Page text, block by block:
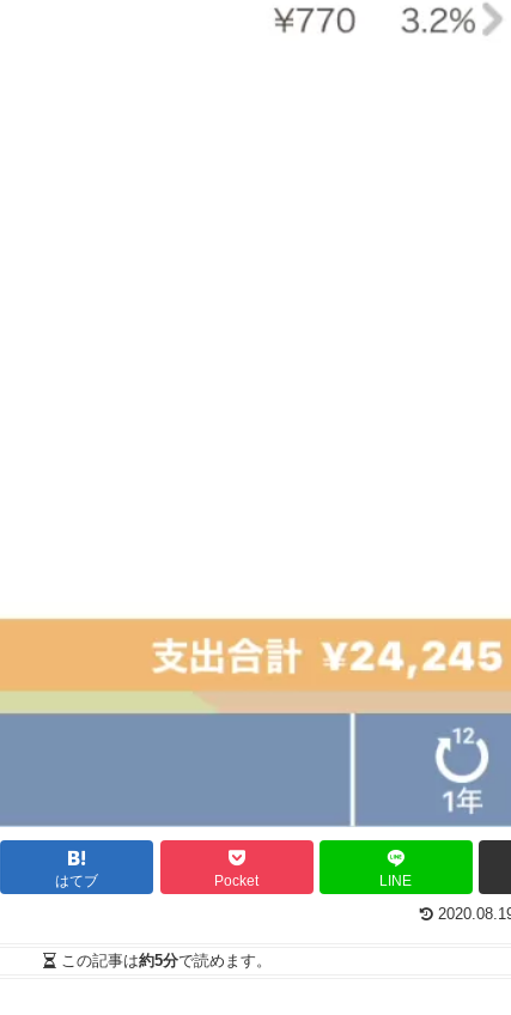
はてブ Pocket LINE
この記事は約5分で読めます。